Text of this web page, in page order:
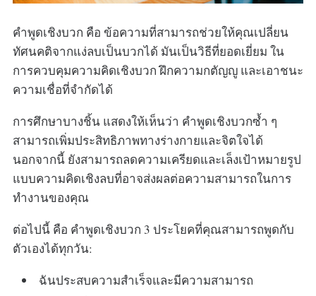
คำพูดเชิงบวก คือ ข้อความที่สามารถช่วยให้คุณเปลี่ยน
ทัศนคติจากแง่ลบเป็นบวกได้ มันเป็นวิธีที่ยอดเยี่ยม ใน
การควบคุมความคิดเชิงบวก ฝึกความกตัญญู และเอาชนะ
ความเชื่อที่จำกัดได้
การศึกษาบางชิ้น แสดงให้เห็นว่า คำพูดเชิงบวกซ้ำ ๆ
สามารถเพิ่มประสิทธิภาพทางร่างกายและจิตใจได้
นอกจากนี้ ยังสามารถลดความเครียดและเล็งเป้าหมายรูป
แบบความคิดเชิงลบที่อาจส่งผลต่อความสามารถในการ
ทำงานของคุณ
ต่อไปนี้ คือ คำพูดเชิงบวก 3 ประโยคที่คุณสามารถพูดกับ
ตัวเองได้ทุกวัน:
ฉันประสบความสำเร็จและมีความสามารถ